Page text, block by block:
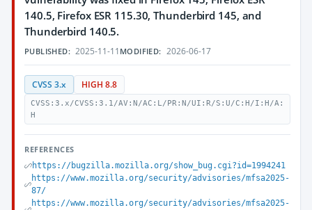
140.5, Firefox ESR 115.30, Thunderbird 145, and
Thunderbird 140.5.
PUBLISHED: 2025-11-11 MODIFIED: 2026-06-17
CVSS 3.x HIGH 8.8
CVSS:3.x/CVSS:3.1/AV:N/AC:L/PR:N/UI:R/S:U/C:H/I:H/A:
H
REFERENCES
https://bugzilla.mozilla.org/show_bug.cgi?id=1994241
https://www.mozilla.org/security/advisories/mfsa2025-
87/
https://www.mozilla.org/security/advisories/mfsa2025-